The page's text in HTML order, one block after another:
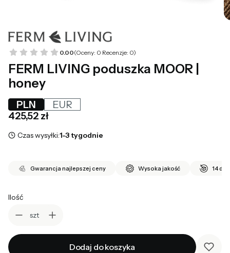
0.00(Oceny: 0 Recenzje: 0)
FERM LIVING poduszka MOOR |
honey
PLN
EUR
Cena
425,52 zł
Czas wysyłki:1-3 tygodnie
Gwarancja najlepszej ceny Wysoka jakość 14 dni
Ilość
szt
Dodaj do koszyka